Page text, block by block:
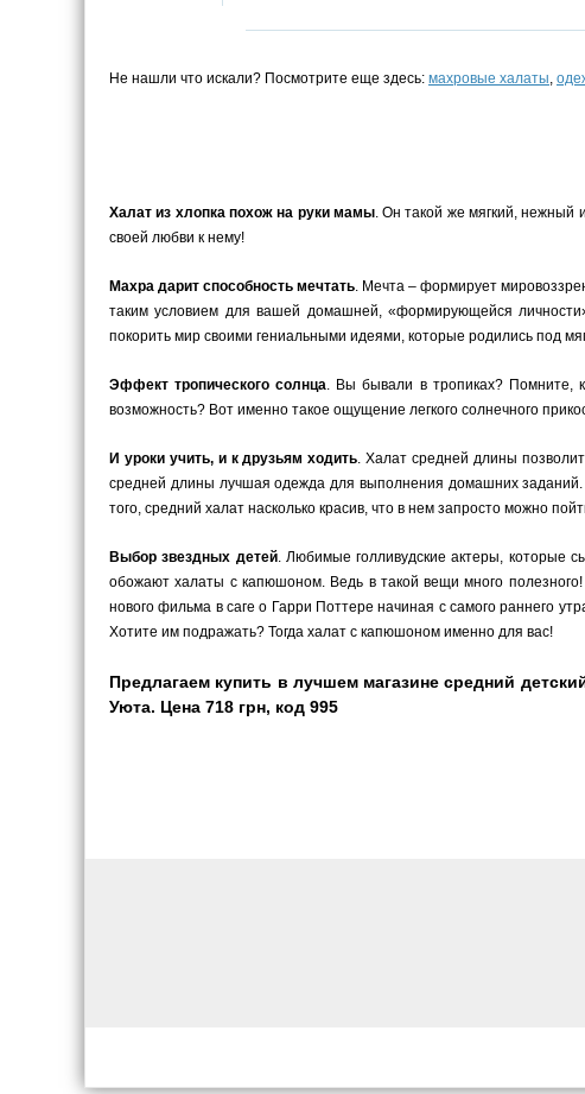
Не нашли что искали? Посмотрите еще здесь: махровые халаты,
Халат из хлопка похож на руки мамы. Он такой же мягкий, нежный
своей любви к нему!
Махра дарит способность мечтать. Мечта – формирует
таким условием для вашей домашней, «формирующейся
покорить мир своими гениальными идеями, которые родились под
Эффект тропического солнца. Вы бывали в тропиках? Помните,
возможность? Вот именно такое ощущение легкого солнечного
И уроки учить, и к друзьям ходить. Халат средней длины
средней длины лучшая одежда для выполнения домашних
того, средний халат насколько красив, что в нем запросто можно
Выбор звездных детей. Любимые голливудские актеры, которые
обожают халаты с капюшоном. Ведь в такой вещи много
нового фильма в саге о Гарри Поттере начиная с самого раннего
Хотите им подражать? Тогда халат с капюшоном именно для вас!
Предлагаем купить в лучшем магазине средний
Уюта. Цена 718 грн, код 995